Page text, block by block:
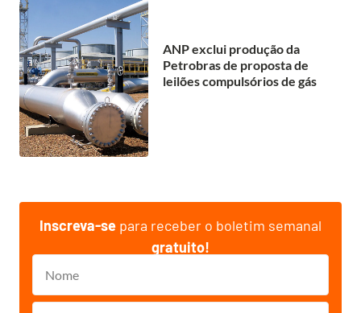
ANP exclui produção da
Petrobras de proposta de
leilões compulsórios de gás
Inscreva-se para receber o boletim semanal
gratuito!